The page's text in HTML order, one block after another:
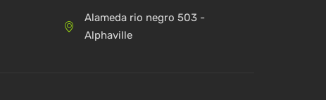
Alameda rio negro 503 -
Alphaville